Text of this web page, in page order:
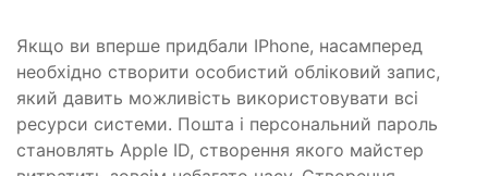
Якщо ви вперше придбали IPhone, насамперед
необхідно створити особистий обліковий запис,
який давить можливість використовувати всі
ресурси системи. Пошта і персональний пароль
становлять Apple ID, створення якого майстер